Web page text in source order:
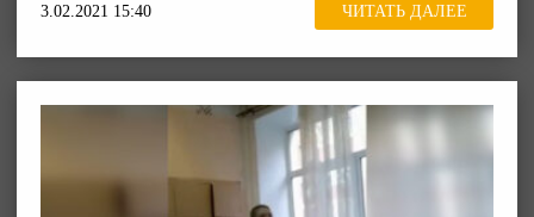
3.02.2021 15:40 ЧИТАТЬ ДАЛЕЕ